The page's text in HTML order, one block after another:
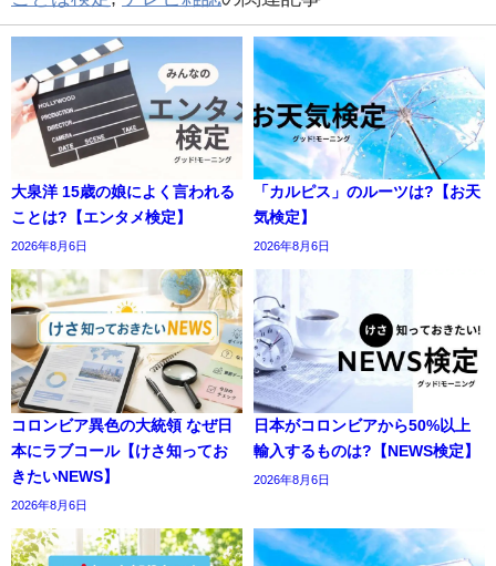
大泉洋 15歳の娘によく言われる
ことは?【エンタメ検定】
2026年8月6日
「カルピス」のルーツは?【お天
気検定】
2026年8月6日
コロンビア異色の大統領 なぜ日
本にラブコール【けさ知ってお
きたいNEWS】
2026年8月6日
日本がコロンビアから50%以上
輸入するものは?【NEWS検定】
2026年8月6日